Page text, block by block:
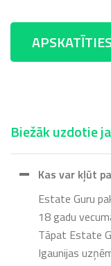
Biežāk uzdotie
Kas var kļūt
Estate Guru
18 gadu
Tāpat Estate
Igaunijas